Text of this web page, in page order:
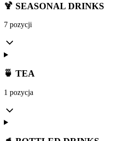
🍹 SEASONAL DRINKS
7 pozycji
🍵 TEA
1 pozycja